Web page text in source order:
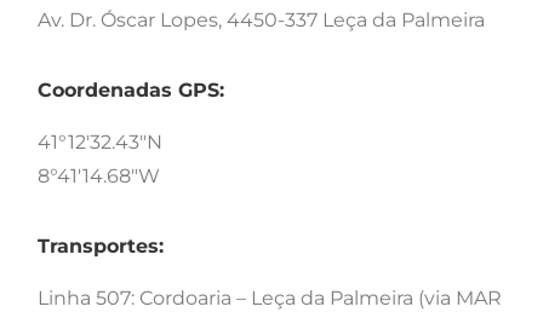
Av. Dr. Óscar Lopes, 4450-337 Leça da Palmeira
Coordenadas GPS:
41°12'32.43"N
8°41'14.68"W
Transportes:
Linha 507: Cordoaria – Leça da Palmeira (via MAR